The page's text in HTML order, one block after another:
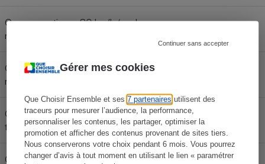
Gérer mes cookies
Que Choisir Ensemble et ses7 partenaires utilisent des
traceurs pour mesurer l’audience, la performance,
personnaliser les contenus, les partager, optimiser la
promotion et afficher des contenus provenant de sites tiers.
Nous conserverons votre choix pendant 6 mois. Vous pourrez
changer d’avis à tout moment en utilisant le lien « paramétrer
Continuer sans accepter
Consommation < 80 km/h (cycle
moyen WLTC)
Consommation < 100 km/h (cycle
rapide WLTC)
Consommation < 130 km/h (cycle
très rapide WLTC)
26,2 kWh/100 km
Consommation moyenne